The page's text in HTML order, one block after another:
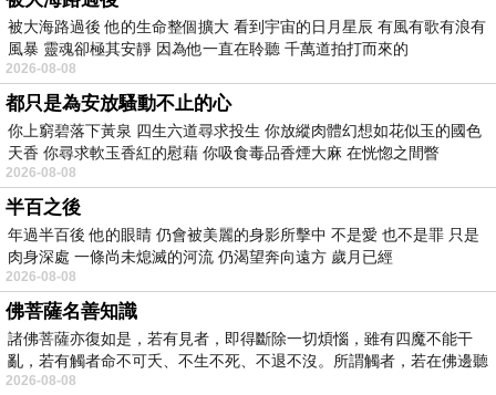
被大海路過後 他的生命整個擴大 看到宇宙的日月星辰 有風有歌有浪有
風暴 靈魂卻極其安靜 因為他一直在聆聽 千萬道拍打而來的
2026-08-08
都只是為安放騷動不止的心
你上窮碧落下黃泉 四生六道尋求投生 你放縱肉體幻想如花似玉的國色
天香 你尋求軟玉香紅的慰藉 你吸食毒品香煙大麻 在恍惚之間瞥
2026-08-08
半百之後
年過半百後 他的眼睛 仍會被美麗的身影所擊中 不是愛 也不是罪 只是
肉身深處 一條尚未熄滅的河流 仍渴望奔向遠方 歲月已經
2026-08-08
佛菩薩名善知識
諸佛菩薩亦復如是，若有見者，即得斷除一切煩惱，雖有四魔不能干
亂，若有觸者命不可夭、不生不死、不退不沒。所謂觸者，若在佛邊聽
受
2026-08-08